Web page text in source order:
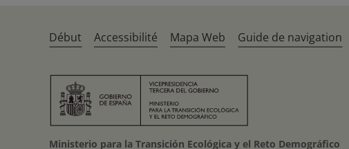
Début Accessibilité Mapa Web Guide de navigation
Ministerio para la Transición Ecológica y el Reto Demográfico